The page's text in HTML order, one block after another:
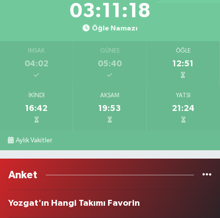
03:11:18
Öğle Namazı
İMSAK
04:02
GÜNEŞ
05:40
ÖĞLE
12:51
İKINDI
16:42
AKŞAM
19:53
YATSI
21:24
Aylık Vakitler
Anket
Yozgat'ın Hangi Takımı Favorin